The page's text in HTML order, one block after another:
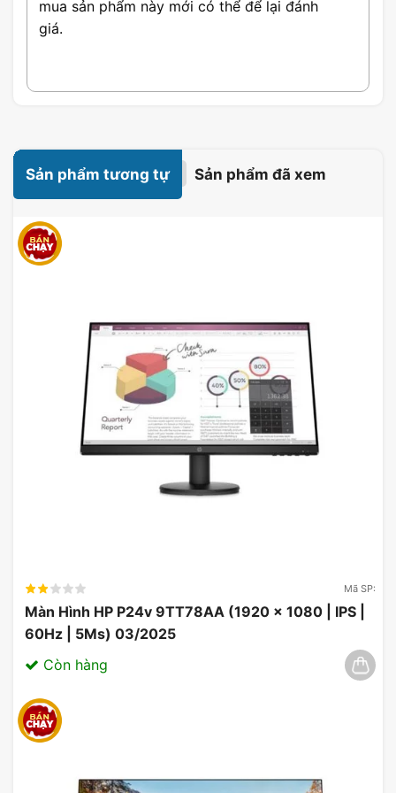
hình ảnh xuất sắc
Màn hình ASUS ROG Strix XG32VQ
dụng công nghệ màn hình VA, mang lại độ
tương phản cao và góc nhìn rộng. Màu sắc
trên màn hình trở nên sống động và chân
mua sản phẩm này mới có thể để lại đánh
giá.
Sản phẩm tương tự Sản phẩm đã xem
Mã SP:
Màn Hình HP P24v 9TT78AA (1920 x 1080 | IPS |
60Hz | 5Ms) 03/2025
Còn hàng